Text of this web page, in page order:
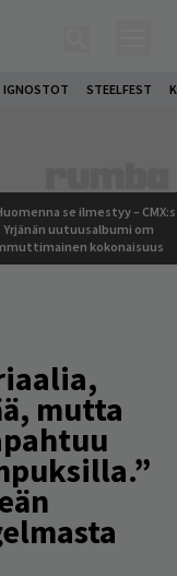
IGNOSTOT STEELFEST
se ilmestyy –
Yrjänän uutuusalbumi om
kokonaisuus
mutta